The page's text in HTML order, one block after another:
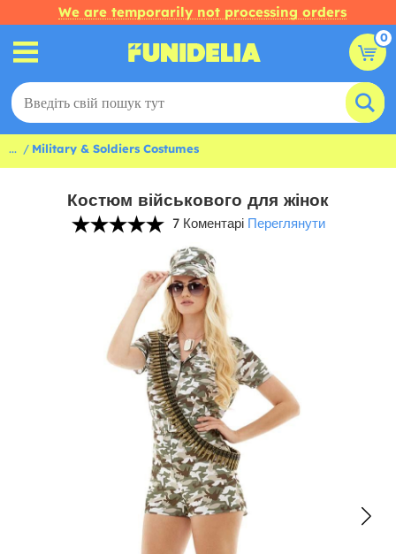
We are temporarily not processing orders
0
... Military & Soldiers Costumes
Костюм військового для жінок
7 Коментарі Переглянути